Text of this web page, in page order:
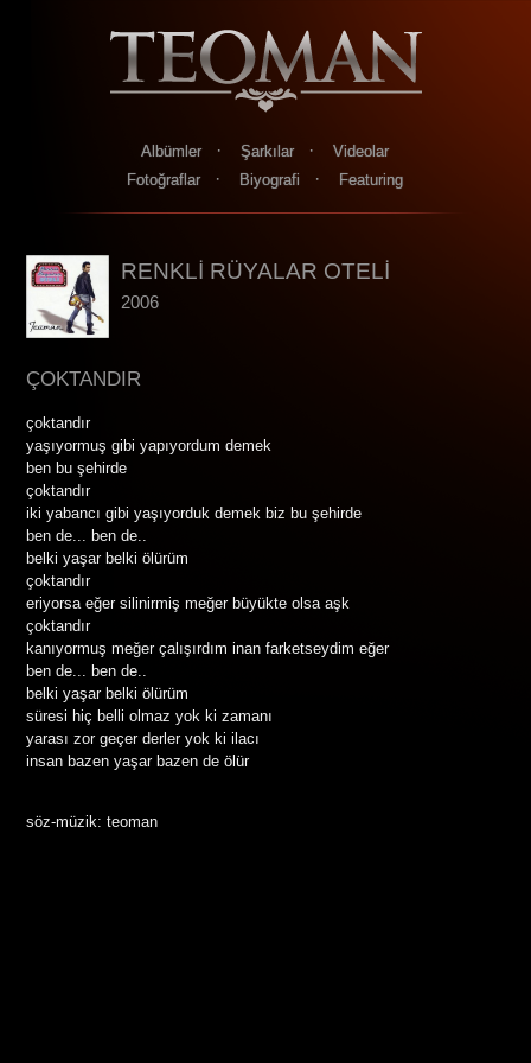
Albümler · Şarkılar ·
Videolar
Fotoğraflar
· Biyografi · Featuring
RENKLİ RÜYALAR OTELİ
2006
ÇOKTANDIR
çoktandır
yaşıyormuş gibi yapıyordum demek
ben bu şehirde
çoktandır
iki yabancı gibi yaşıyorduk demek biz bu şehirde
ben de... ben de..
belki yaşar belki ölürüm
çoktandır
eriyorsa eğer silinirmiş meğer büyükte olsa aşk
çoktandır
kanıyormuş meğer çalışırdım inan farketseydim eğer
ben de... ben de..
belki yaşar belki ölürüm
süresi hiç belli olmaz yok ki zamanı
yarası zor geçer derler yok ki ilacı
insan bazen yaşar bazen de ölür
söz-müzik: teoman